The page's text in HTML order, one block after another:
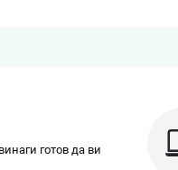
готов да ви